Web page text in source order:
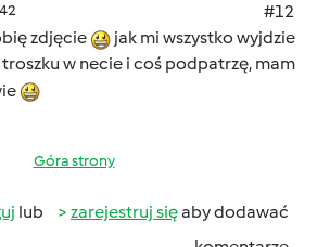
#12
zdjęcie
jak mi wszystko wyjdzie
w necie i coś podpatrzę, mam
Góra strony
lub zarejestruj sięaby dodawać